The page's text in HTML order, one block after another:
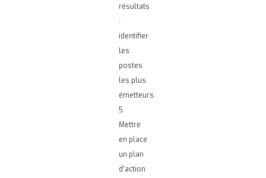
résultats
:
identifier
les
postes
les plus
émetteurs.
5.
Mettre
en place
un plan
d’action